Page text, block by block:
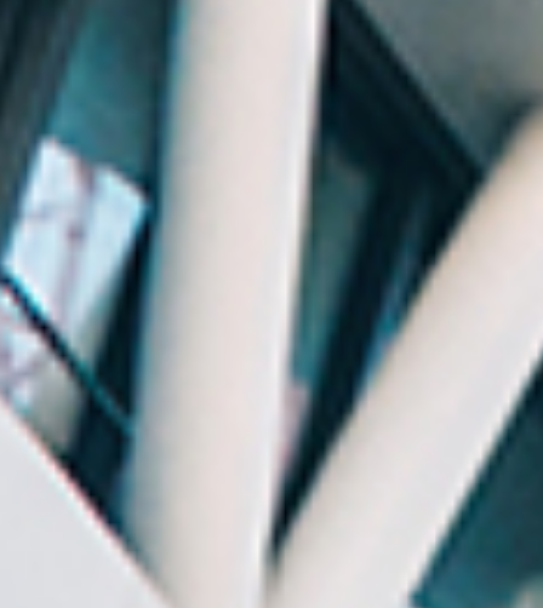
einwilligungsbedürftigen Technologien auf der Münchener
Hypothekenbank Webseite vorzunehmen, die ebenfalls
auf Ihren Einstellungen beruhen. Der Google Tag
Manager Server ermöglicht die Verwaltung von Website-
Tags, die auf den zuvor von Ihnen getroffenen
Einwilligungseinstellungen für diese Technologien
beruhen. Der Google Tag Manager Server verwendet
selbst im leeren Zustand keine Cookies, greift aber auf
Cookies zu, die von anderen Technologien gesetzt
werden. Diese werden im Folgenden unter der Kategorie
„Cookies“ aufgelistet. Der Google Tag Manager Server
löst ausschließlich Website-Tags aus und gibt sie erst
dann an Drittanbieter weiter, wenn durch den
Websitebesucher zuvor in den Einwilligungseinstellungen
die entsprechenden Dienste aktiviert wurden. Durch
diese Website-Tags können die Daten der einzelnen
aktivierten Technologien verarbeitet werden. Der Google
Tag Manager greift jedoch nicht auf die Daten zu, die
durch die Einwilligung aktivierter Technologien verarbeitet
werden dürfen, und speichert beim Auslösen der